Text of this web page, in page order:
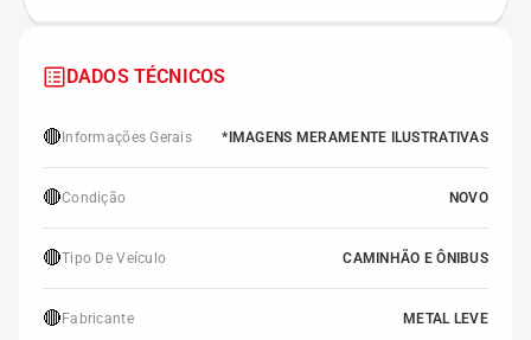
DADOS TÉCNICOS
🔴 Informações Gerais *IMAGENS MERAMENTE ILUSTRATIVAS
🔴Condição NOVO
🔴Tipo De Veículo CAMINHÃO E ÔNIBUS
🔴 Fabricante METAL LEVE